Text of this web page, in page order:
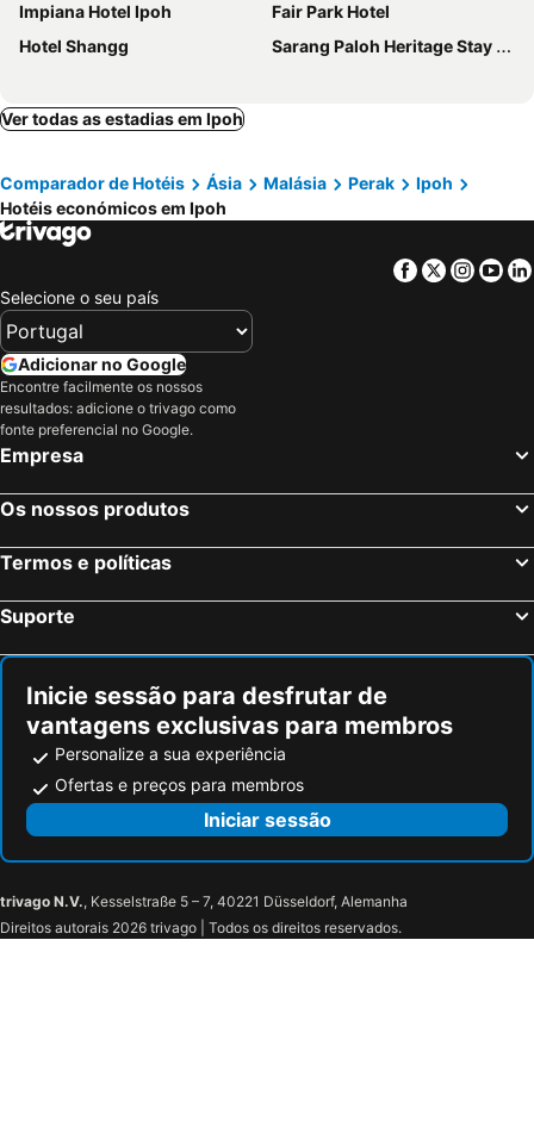
Impiana Hotel Ipoh
Fair Park Hotel
Hotel Shangg
Sarang Paloh Heritage Stay & Event Hall
Ver todas as estadias em Ipoh
Comparador de Hotéis Ásia Malásia Perak
Ipoh
Hotéis económicos em Ipoh
Facebook
Twitter
Selecione o seu país
Adicionar no Google
Encontre facilmente os nossos
resultados: adicione o trivago como
fonte preferencial no Google.
Empresa
Os nossos produtos
Termos e políticas
Suporte
Inicie sessão para desfrutar de
vantagens exclusivas para membros
Personalize a sua experiência
Ofertas e preços para membros
Iniciar sessão
trivago N.V., Kesselstraße 5 – 7, 40221 Düsseldorf, Alemanha
Direitos autorais 2026 trivago | Todos os direitos reservados.